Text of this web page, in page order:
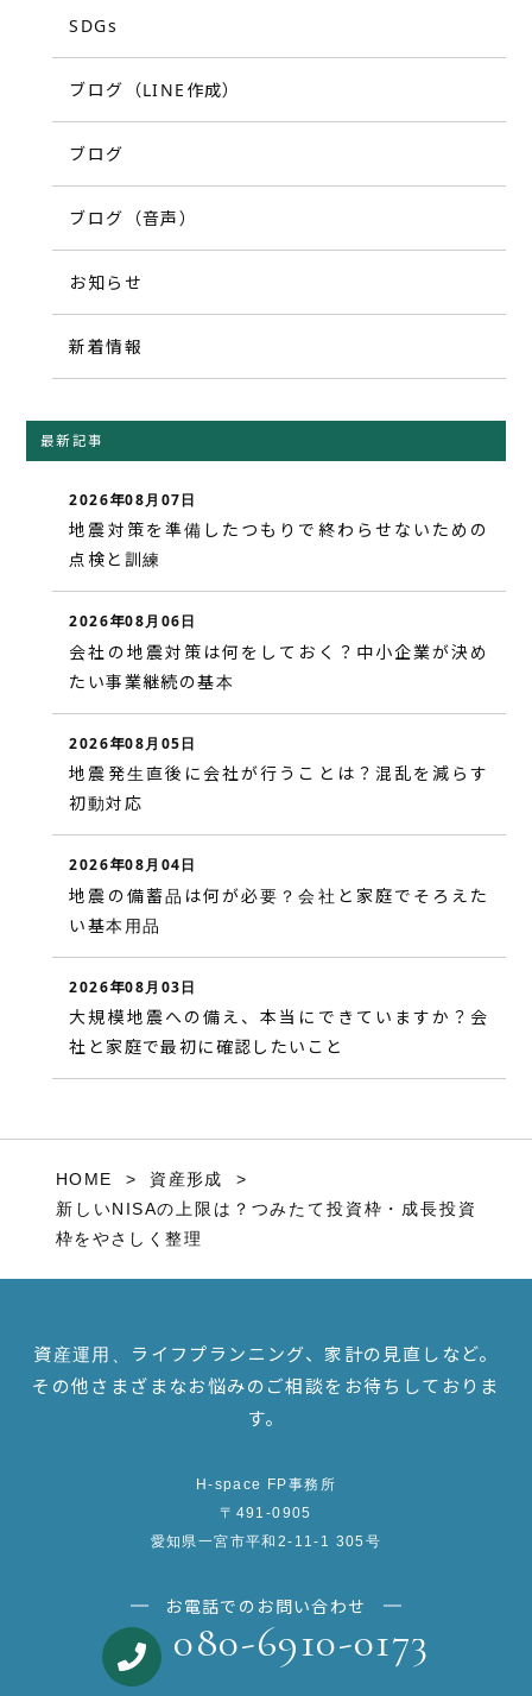
SDGs
ブログ（LINE作成）
ブログ
ブログ（音声）
お知らせ
新着情報
最新記事
2026年08月07日
地震対策を準備したつもりで終わらせないための
点検と訓練
2026年08月06日
会社の地震対策は何をしておく？中小企業が決め
たい事業継続の基本
2026年08月05日
地震発生直後に会社が行うことは？混乱を減らす
初動対応
2026年08月04日
地震の備蓄品は何が必要？会社と家庭でそろえた
い基本用品
2026年08月03日
大規模地震への備え、本当にできていますか？会
社と家庭で最初に確認したいこと
HOME
資産形成
新しいNISAの上限は？つみたて投資枠・成長投資
枠をやさしく整理
資産運用、ライフプランニング、家計の見直しなど。
その他さまざまなお悩みのご相談をお待ちしておりま
す。
H-space FP事務所
〒491-0905
愛知県一宮市平和2-11-1 305号
お電話でのお問い合わせ
080-6910-0173